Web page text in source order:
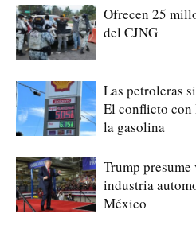
Ofrecen 25
del CJNG
Las petroleras
El conflicto con
la gasolina
Trump
industria
México